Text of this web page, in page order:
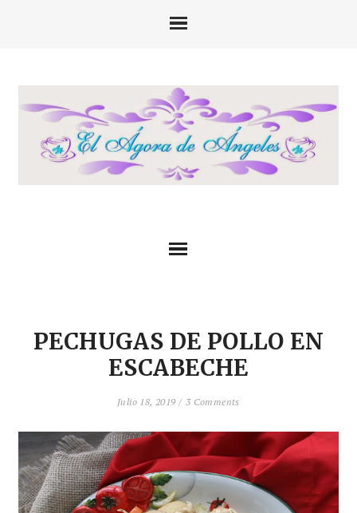
PECHUGAS DE POLLO EN
ESCABECHE
Julio 18, 2019 / 3 Comments